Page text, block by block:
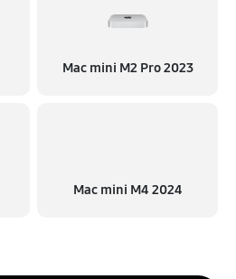
Mac mini M2 Pro 2023
Mac mini M4 2024